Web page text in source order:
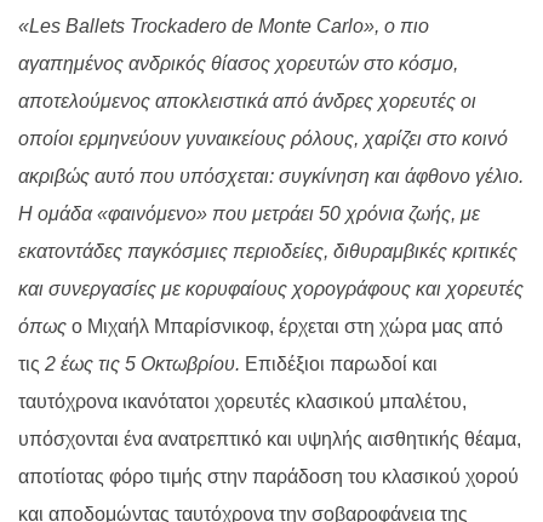
«Les Ballets Trockadero de Monte Carlo», ο πιο
αγαπημένος ανδρικός θίασος χορευτών στο κόσμο,
αποτελούμενος αποκλειστικά από άνδρες χορευτές οι
οποίοι ερμηνεύουν γυναικείους ρόλους, χαρίζει στο κοινό
ακριβώς αυτό που υπόσχεται: συγκίνηση και άφθονο γέλιο.
Η ομάδα «φαινόμενο» που μετράει 50 χρόνια ζωής, με
εκατοντάδες παγκόσμιες περιοδείες, διθυραμβικές κριτικές
και συνεργασίες με κορυφαίους χορογράφους και χορευτές
όπως ο Μιχαήλ Μπαρίσνικοφ, έρχεται στη χώρα μας από
τις 2 έως τις 5 Οκτωβρίου. Επιδέξιοι παρωδοί και
ταυτόχρονα ικανότατοι χορευτές κλασικού μπαλέτου,
υπόσχονται ένα ανατρεπτικό και υψηλής αισθητικής θέαμα,
αποτίοτας φόρο τιμής στην παράδοση του κλασικού χορού
και αποδομώντας ταυτόχρονα την σοβαροφάνεια της